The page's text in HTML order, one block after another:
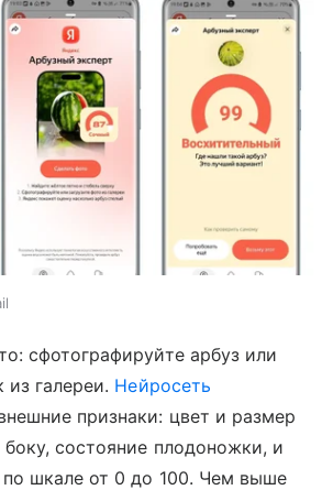
сфотографируйте арбуз или
из галереи. Нейросеть
признаки: цвет и размер
боку, состояние плодоножки, и
по шкале от 0 до 100. Чем выше